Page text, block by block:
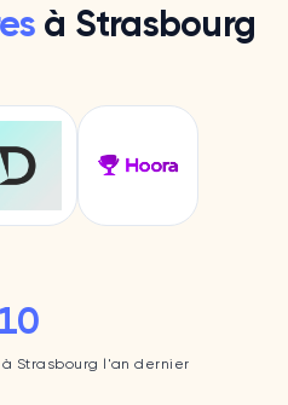
à Strasbourg
10
Strasbourg l'an dernier